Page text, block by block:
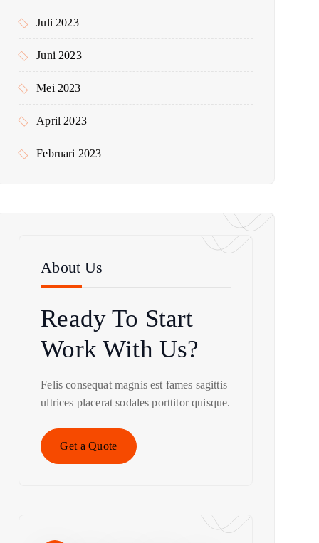
Juli 2023
Juni 2023
Mei 2023
April 2023
Februari 2023
About Us
Ready To Start
Work With Us?
Felis consequat magnis est fames sagittis
ultrices placerat sodales porttitor quisque.
Get a Quote